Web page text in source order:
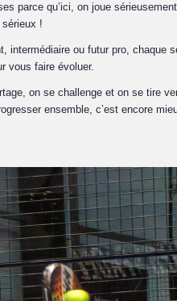
parce qu’ici, on joue
sérieux !
intermédiaire ou futur pro, chaque
vous faire évoluer.
on se challenge et on se tire
ensemble, c’est encore